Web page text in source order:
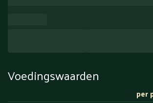
Voedingswaarden
per